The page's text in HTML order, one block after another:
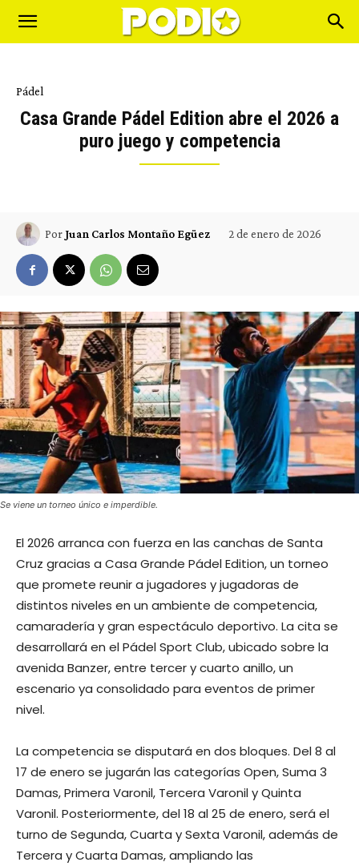
Pádel
Casa Grande Pádel Edition abre el 2026 a
puro juego y competencia
PorJuan Carlos Montaño Egüez 2 de enero de 2026
Se viene un torneo único e imperdible.
El 2026 arranca con fuerza en las canchas de Santa
Cruz gracias a Casa Grande Pádel Edition, un torneo
que promete reunir a jugadores y jugadoras de
distintos niveles en un ambiente de competencia,
camaradería y gran espectáculo deportivo. La cita se
desarrollará en el Pádel Sport Club, ubicado sobre la
avenida Banzer, entre tercer y cuarto anillo, un
escenario ya consolidado para eventos de primer
nivel.
La competencia se disputará en dos bloques. Del 8 al
17 de enero se jugarán las categorías Open, Suma 3
Damas, Primera Varonil, Tercera Varonil y Quinta
Varonil. Posteriormente, del 18 al 25 de enero, será el
turno de Segunda, Cuarta y Sexta Varonil, además de
Tercera y Cuarta Damas, ampliando las